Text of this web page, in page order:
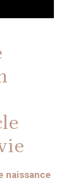
naissance